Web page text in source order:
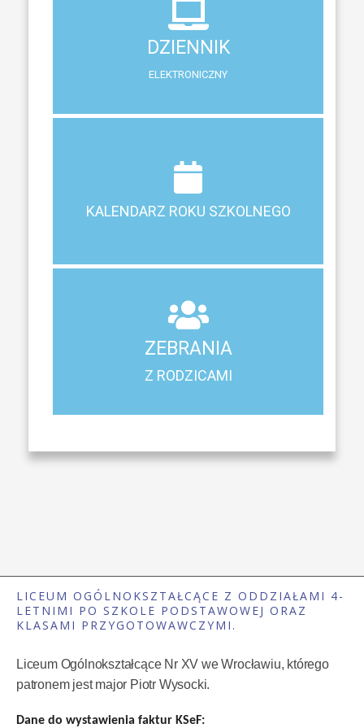
DZIENNIK
ELEKTRONICZNY
ELEKTRONICZNY
System zewnętrzny do śledzenia postępów w nauce
KALENDARZ ROKU SZKOLNEGO
KALENDARZ ROKU SZKOLNEGO
Terminy ferii, matur, zebrań i klasyfikacji
ZEBRANIA
Z RODZICAMI
Z RODZICAMI
Harmonogram spotkań i konsultacji z rodzicami
LICEUM OGÓLNOKSZTAŁCĄCE Z ODDZIAŁAMI 4-
LETNIMI PO SZKOLE PODSTAWOWEJ ORAZ
KLASAMI PRZYGOTOWAWCZYMI.
Liceum Ogólnokształcące Nr XV we Wrocławiu, którego
patronem jest major Piotr Wysocki.
Dane do wystawienia faktur KSeF: